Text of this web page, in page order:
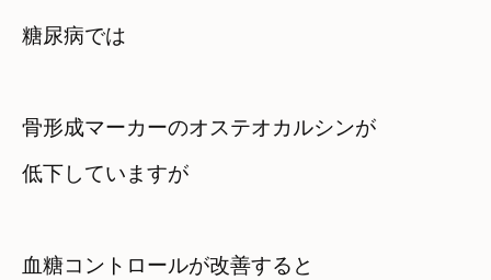
糖尿病では
骨形成マーカーのオステオカルシンが
低下していますが
血糖コントロールが改善すると